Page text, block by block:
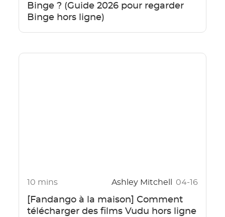
Binge ? (Guide 2026 pour regarder
Binge hors ligne)
10 mins Ashley Mitchell 04-16
[Fandango à la maison] Comment
télécharger des films Vudu hors ligne